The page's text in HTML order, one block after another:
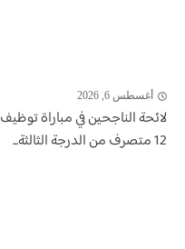
أغسطس 6, 2026
لائحة الناجحين في مباراة توظيف
12 متصرف من الدرجة الثالثة...